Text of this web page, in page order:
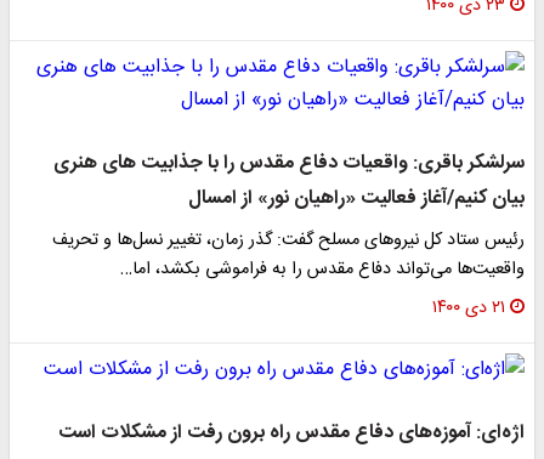
۲۳ دی ۱۴۰۰
سرلشکر باقری: واقعیات دفاع مقدس را با جذابیت های هنری
بیان کنیم/آغاز فعالیت «راهیان نور» از امسال
رئیس ستاد کل نیروهای مسلح گفت: گذر زمان، تغییر نسل‌ها و تحریف
واقعیت‌ها می‌تواند دفاع مقدس را به فراموشی بکشد، اما…
۲۱ دی ۱۴۰۰
اژه‌ای: آموزه‌های دفاع مقدس راه برون رفت از مشکلات است